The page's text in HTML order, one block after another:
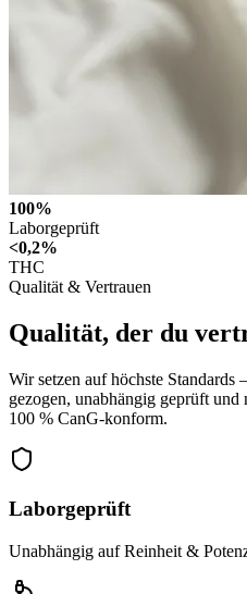
100%
Laborgeprüft
<0,2%
THC
Qualität & Vertrauen
Qualität, der du
Wir setzen auf höchste
gezogen, unabhängig geprüft
100 % CanG-konform.
Laborgeprüft
Unabhängig auf Reinheit &